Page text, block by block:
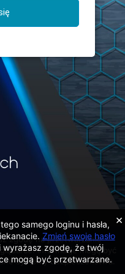
zgodę na przetwarzanie
Informacje mogą być
systemy bezpieczeństwa.
samego loginu i hasła,
Zmień swoje hasło
wyrażasz zgodę, że twój
mogą być przetwarzane.
×